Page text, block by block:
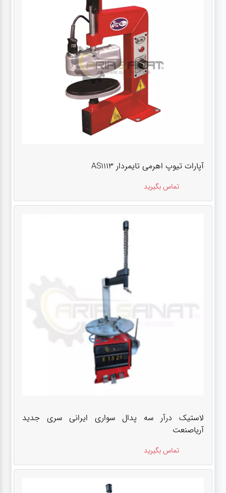
آپارات تیوپ اهرمی تایمردار AS1113
تماس بگیرید
لاستیک درآر سه پدال سواری ایرانی سری جدید
آریاصنعت
تماس بگیرید